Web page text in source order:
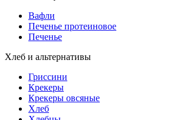
Вафли
Печенье протеиновое
Печенье
Хлеб и альтернативы
Гриссини
Крекеры
Крекеры овсяные
Хлеб